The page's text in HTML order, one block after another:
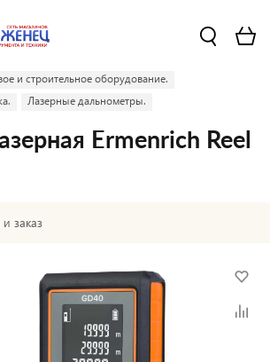
и строительное оборудование.
Лазерные дальнометры.
Ermenrich Reel
заказ